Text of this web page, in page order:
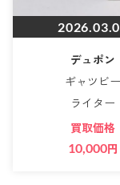
デュポン
ギャツビー
ライター
買取価格
10,000円